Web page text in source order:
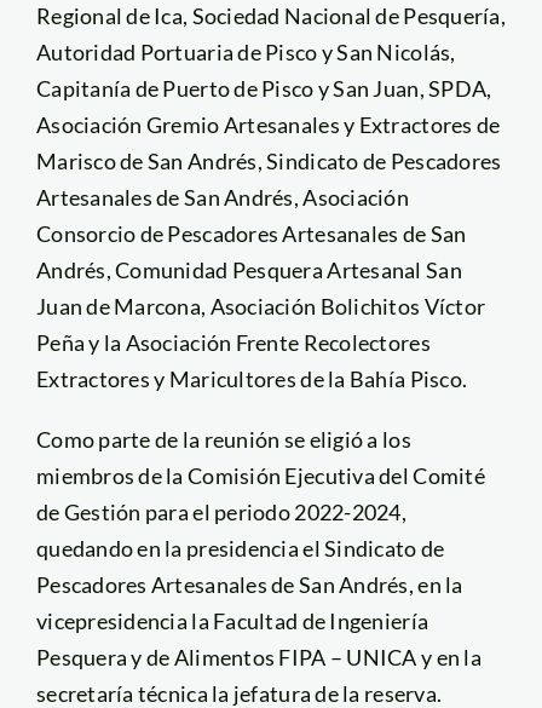
Regional de Ica, Sociedad Nacional de Pesquería,
Autoridad Portuaria de Pisco y San Nicolás,
Capitanía de Puerto de Pisco y San Juan, SPDA,
Asociación Gremio Artesanales y Extractores de
Marisco de San Andrés, Sindicato de Pescadores
Artesanales de San Andrés, Asociación
Consorcio de Pescadores Artesanales de San
Andrés, Comunidad Pesquera Artesanal San
Juan de Marcona, Asociación Bolichitos Víctor
Peña y la Asociación Frente Recolectores
Extractores y Maricultores de la Bahía Pisco.
Como parte de la reunión se eligió a los
miembros de la Comisión Ejecutiva del Comité
de Gestión para el periodo 2022-2024,
quedando en la presidencia el Sindicato de
Pescadores Artesanales de San Andrés, en la
vicepresidencia la Facultad de Ingeniería
Pesquera y de Alimentos FIPA – UNICA y en la
secretaría técnica la jefatura de la reserva.